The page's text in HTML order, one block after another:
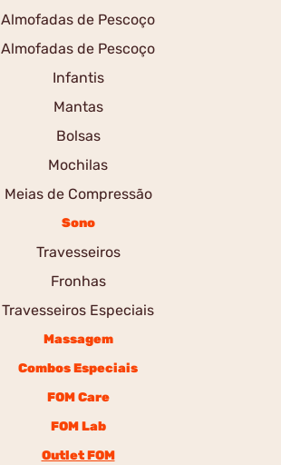
Almofadas de Pescoço
Almofadas de Pescoço
Infantis
Mantas
Bolsas
Mochilas
Meias de Compressão
Sono
Travesseiros
Fronhas
Travesseiros Especiais
Massagem
Combos Especiais
FOM Care
FOM Lab
Outlet FOM